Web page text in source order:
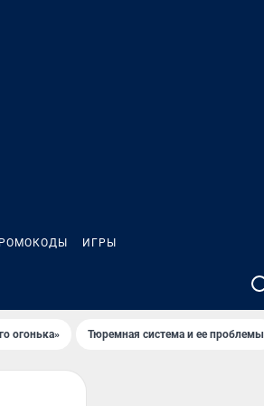
ИГРЫ
огонька» Тюремная система и ее проблемы